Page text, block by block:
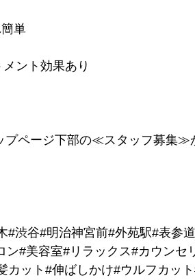
単
メント効果あり
プページ下部の≪スタッフ募集≫
#渋谷#明治神宮前#外苑駅#表参
ン#美容室#リラックス#カウンセ
カット#伸ばしかけ#ウルフカッ